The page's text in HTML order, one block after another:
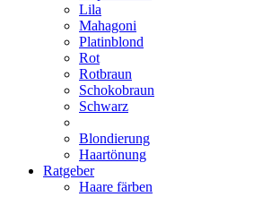
Lila
Mahagoni
Platinblond
Rot
Rotbraun
Schokobraun
Schwarz
Blondierung
Haartönung
Ratgeber
Haare färben